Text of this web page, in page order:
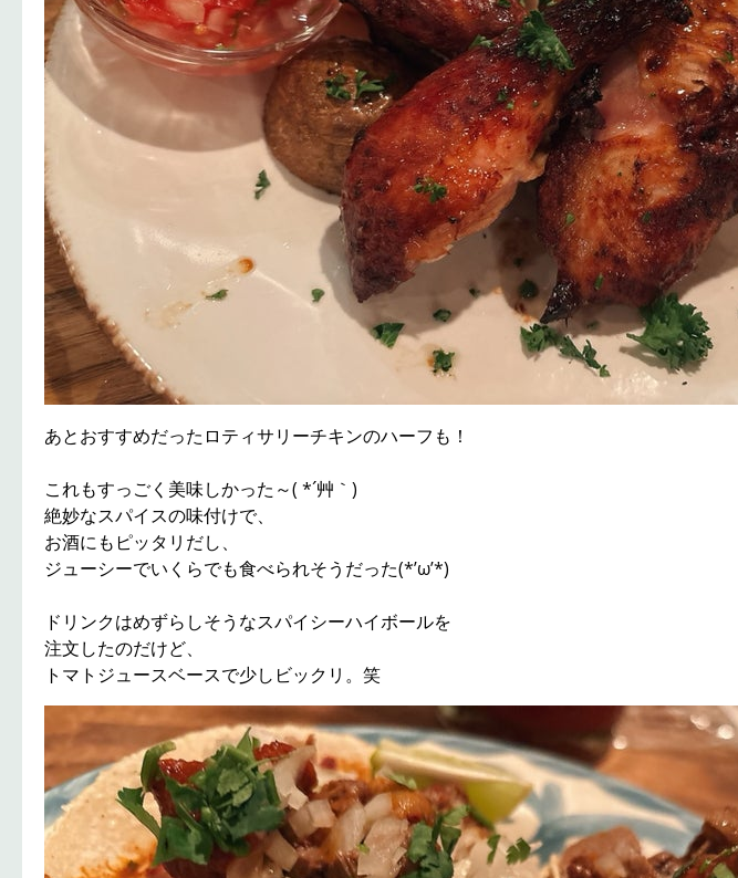
あとおすすめだったロティサリーチキンのハーフも！
これもすっごく美味しかった～( *´艸｀)
絶妙なスパイスの味付けで、
お酒にもピッタリだし、
ジューシーでいくらでも食べられそうだった(*’ω’*)
ドリンクはめずらしそうなスパイシーハイボールを
注文したのだけど、
トマトジュースベースで少しビックリ。笑